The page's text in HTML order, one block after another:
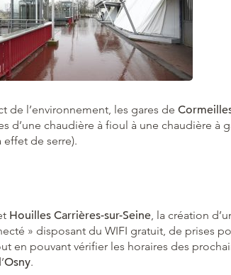
de l’environnement, les gares de
d’une chaudière à fioul à une chaudière à
de serre).
Houilles Carrières-sur-Seine, la création
» disposant du WIFI gratuit, de prises
en pouvant vérifier les horaires des
Osny.